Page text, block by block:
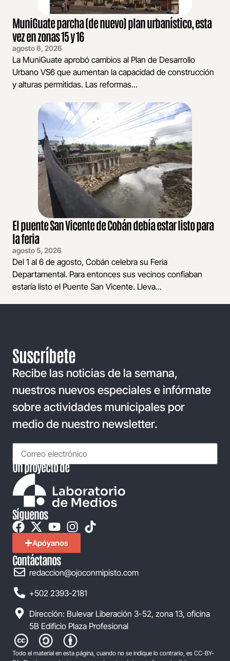
MuniGuate parcha (de nuevo) plan urbanístico, esta
vez en zonas 15 y 16
agosto 6, 2026
La MuniGuate aprobó cambios al Plan de Desarrollo
Urbano VS6 que aumentan la capacidad de construcción
y alturas permitidas. Las reformas...
El puente San Vicente de Cobán debía estar listo para
la feria
agosto 5, 2026
Del 1 al 6 de agosto, Cobán celebra su Feria
Departamental. Para entonces sus vecinos confiaban
estaría listo el Puente San Vicente. Lleva...
Suscríbete
Recibe las noticias de la semana,
nuestros nuevos especiales e infórmate
sobre actividades municipales por
medio de nuestro newsletter.
Un proyecto de
Síguenos
Apóyanos
Contáctanos
redaccion@ojoconmipisto.com
+502 2393-2181
Dirección: Bulevar Liberación 3-52, zona 13, oficina
5B Edificio Plaza Profesional
Todo el material en esta página, cuando no se indique lo contrario, es CC-BY-